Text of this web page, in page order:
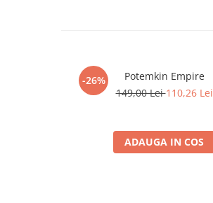
Studio Ghibli/My Neighbor
-26%
Potemkin Empire
149,00 Lei110,26 Lei
ADAUGA IN COS